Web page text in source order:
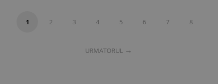
1 2 3 4 5 6 7 8
URMATORUL